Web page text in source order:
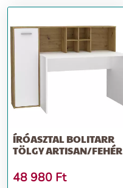
ÍRÓASZTAL BOLITARR
TÖLGY ARTISAN/FEHÉR
48 980 Ft